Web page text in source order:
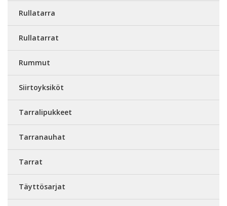
Rullatarra
Rullatarrat
Rummut
Siirtoyksiköt
Tarralipukkeet
Tarranauhat
Tarrat
Täyttösarjat